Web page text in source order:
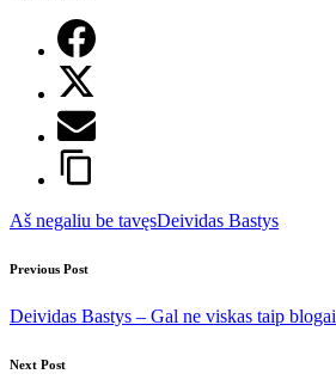
Tags:
Aš negaliu be tavęsDeividas Bastys
Post
navigation
Previous Post
Deividas Bastys – Gal ne viskas taip blogai
Next Post